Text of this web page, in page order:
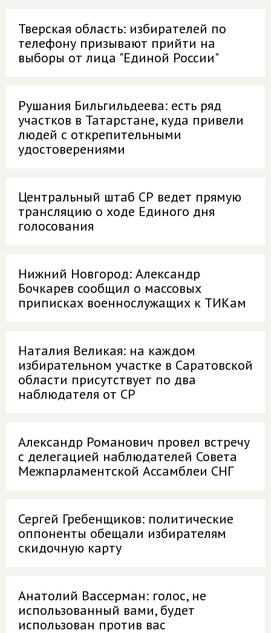
Тверская область: избирателей по
телефону призывают прийти на
выборы от лица "Единой России"
Рушания Бильгильдеева: есть ряд
участков в Татарстане, куда привели
людей с открепительными
удостоверениями
Центральный штаб СР ведет прямую
трансляцию о ходе Единого дня
голосования
Нижний Новгород: Александр
Бочкарев сообщил о массовых
приписках военнослужащих к ТИКам
Наталия Великая: на каждом
избирательном участке в Саратовской
области присутствует по два
наблюдателя от СР
Александр Романович провел встречу
с делегацией наблюдателей Совета
Межпарламентской Ассамблеи СНГ
Сергей Гребенщиков: политические
оппоненты обещали избирателям
скидочную карту
Анатолий Вассерман: голос, не
использованный вами, будет
использован против вас